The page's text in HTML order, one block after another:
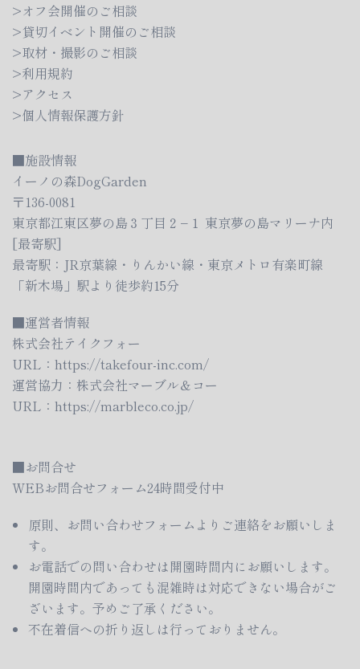
>オフ会開催のご相談
>貸切イベント開催のご相談
>取材・撮影のご相談
>利用規約
>アクセス
>個人情報保護方針
■施設情報
イーノの森DogGarden
〒136-0081
東京都江東区夢の島３丁目２−１ 東京夢の島マリーナ内
[最寄駅]
最寄駅：JR京葉線・りんかい線・東京メトロ有楽町線
「新木場」駅より徒歩約15分
■運営者情報
株式会社テイクフォー
URL： https://takefour-inc.com/
運営協力：株式会社マーブル＆コー
URL： https://marbleco.co.jp/
■お問合せ
WEBお問合せフォーム24時間受付中
原則、お問い合わせフォームよりご連絡をお願いしま
す。
お電話での問い合わせは開園時間内にお願いします。
開園時間内であっても混雑時は対応できない場合がご
ざいます。予めご了承ください。
不在着信への折り返しは行っておりません。